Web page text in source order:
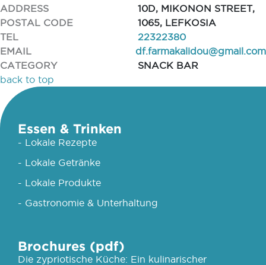
ADDRESS
10D, MIKONON STREET,
POSTAL CODE
1065, LEFKOSIA
TEL
22322380
EMAIL
df.farmakalidou@gmail.com
CATEGORY
SNACK BAR
back to top
Essen & Trinken
- Lokale Rezepte
- Lokale Getränke
- Lokale Produkte
- Gastronomie & Unterhaltung
Brochures (pdf)
Die zypriotische Küche: Ein kulinarischer